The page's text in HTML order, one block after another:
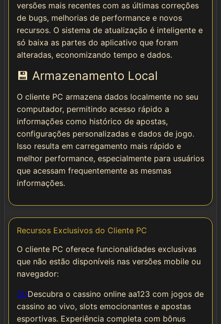
versões mais recentes com as últimas correções
de bugs, melhorias de performance e novos
recursos. O sistema de atualização é inteligente e
só baixa as partes do aplicativo que foram
alteradas, economizando tempo e dados.
💾 Armazenamento Local
O cliente PC armazena dados localmente no seu
computador, permitindo acesso rápido a
informações como histórico de apostas,
configurações personalizadas e dados de jogo.
Isso resulta em carregamento mais rápido e
melhor performance, especialmente para usuários
que acessam frequentemente as mesmas
informações.
Recursos Exclusivos do Cliente PC
O cliente PC oferece funcionalidades exclusivas
que não estão disponíveis nas versões mobile ou
navegador:
3UDescubra o cassino online aa123 com jogos de
cassino ao vivo, slots emocionantes e apostas
esportivas. Experiência completa com bônus